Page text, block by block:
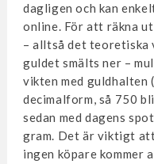
dagligen och kan
online. För att räkna
– alltså det teoretiska
guldet smälts ner –
vikten med guldhalten
decimalform, så 750
sedan med dagens
gram. Det är viktigt
ingen köpare kommer